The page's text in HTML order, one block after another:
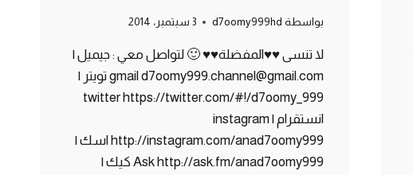
بواسطة d7oomy999hd 3 سبتمبر، 2014
لا تنسى ♥♥المفضلة♥♥ 🙂 لتواصل معي : جيميل |
gmail d7oomy999.channel@gmail.com تويتر |
twitter https://twitter.com/#!/d7oomy_999
انستقرام | instagram
http://instagram.com/anad7oomy999 اسك |
Ask http://ask.fm/anad7oomy999 كيك |